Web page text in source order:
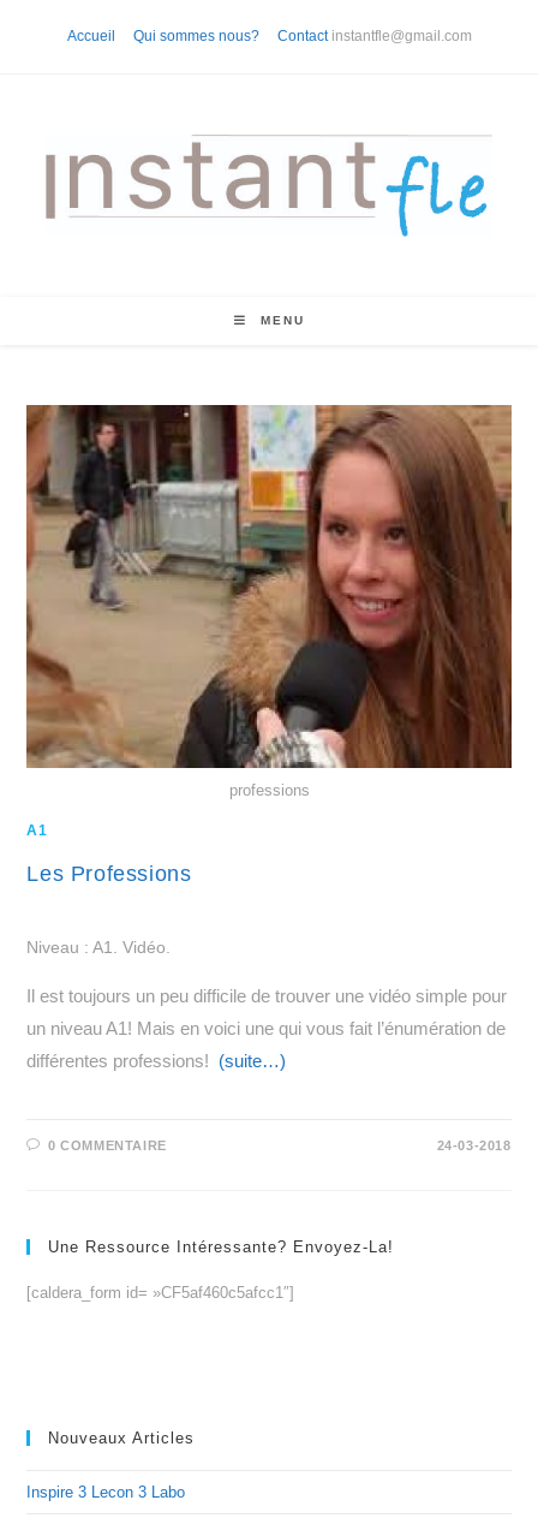
Accueil Qui sommes nous? Contact instantfle@gmail.com
MENU
professions
A1
Les Professions
Niveau : A1. Vidéo.
Il est toujours un peu difficile de trouver une vidéo simple pour
un niveau A1! Mais en voici une qui vous fait l’énumération de
différentes professions! (suite…)
0 COMMENTAIRE 24-03-2018
Une Ressource Intéressante? Envoyez-La!
[caldera_form id= »CF5af460c5afcc1″]
Nouveaux Articles
Inspire 3 Lecon 3 Labo